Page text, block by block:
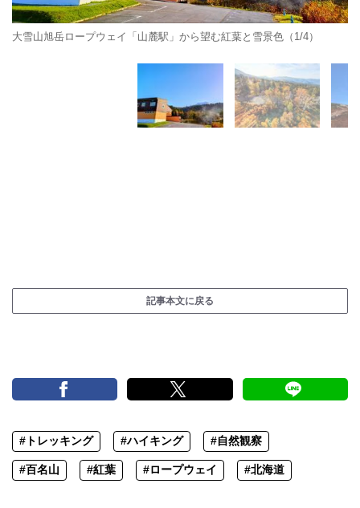
大雪山旭岳ロープウェイ「山麓駅」から望む紅葉と雪景色（1/4）
記事本文に戻る
#トレッキング #ハイキング #自然観察
#百名山 #紅葉 #ロープウェイ #北海道